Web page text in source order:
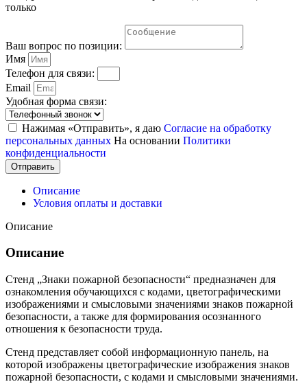
только
Ваш вопрос по позиции:
Имя
Телефон для связи:
Email
Удобная форма связи:
Нажимая «Отправить», я даю Согласие на обработку
персональных данных На основании Политики
конфиденциальности
Отправить
Описание
Условия оплаты и доставки
Описание
Описание
Стенд „Знаки пожарной безопасности“ предназначен для
ознакомления обучающихся с кодами, цветографическими
изображениями и смысловыми значениями знаков пожарной
безопасности, а также для формирования осознанного
отношения к безопасности труда.
Стенд представляет собой информационную панель, на
которой изображены цветографические изображения знаков
пожарной безопасности, с кодами и смысловыми значениями.